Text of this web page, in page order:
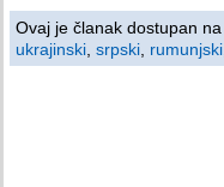
Ovaj je članak dostupan na
ukrajinski srpski rumunjski